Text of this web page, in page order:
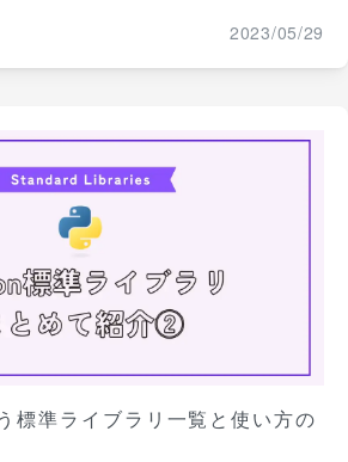
2023/05/29
標準ライブラリ一覧と使い方の